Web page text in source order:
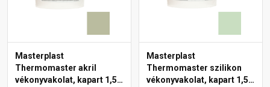
Masterplast
Thermomaster akril
vékonyvakolat, kapart 1,5
Masterplast
Thermomaster szilikon
vékonyvakolat, kapart 1,5